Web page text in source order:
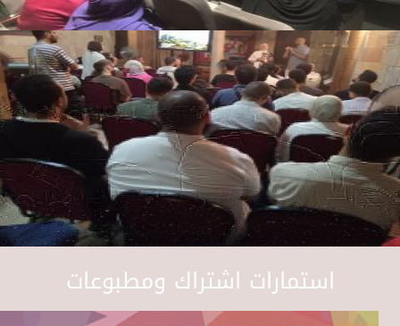
استمارات اشتراك ومطبوعات